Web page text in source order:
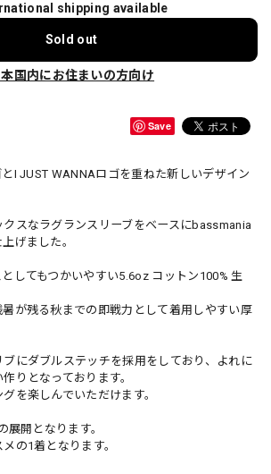
shipping available
Sold out
本国内にお住まいの方向け
Save
I JUST WANNAロゴを重ねた新しいデザイン
スなラグランスリーブをベースにbassmania
げました。
してもつかいやすい5.6oz コットン100% 生
が残る秋までの即戦力として着用しやすい厚
にダブルステッチを採用をしており、よれに
りとなっております。
を楽しんでいただけます。
展開となります。
の1着となります。